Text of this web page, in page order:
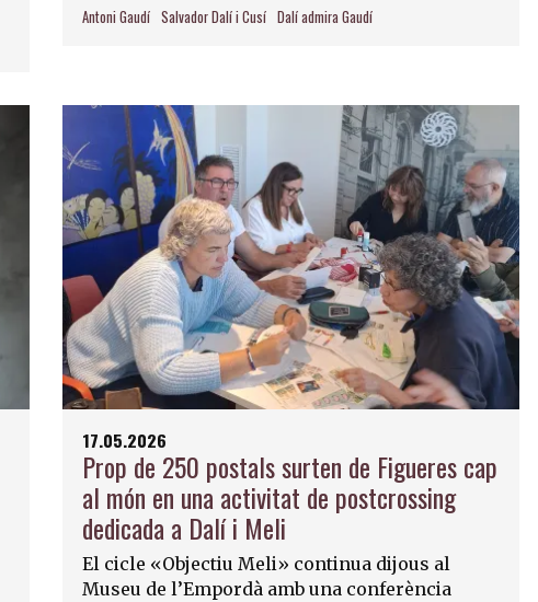
Antoni Gaudí Salvador Dalí i Cusí Dalí admira Gaudí
17.05.2026
Prop de 250 postals surten de Figueres cap
al món en una activitat de postcrossing
dedicada a Dalí i Meli
El cicle «Objectiu Meli» continua dijous al
Museu de l’Empordà amb una conferència